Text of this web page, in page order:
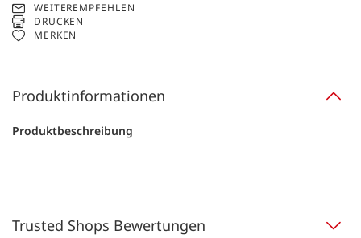
WEITEREMPFEHLEN
DRUCKEN
MERKEN
Produktinformationen
Produktbeschreibung
Trusted Shops Bewertungen